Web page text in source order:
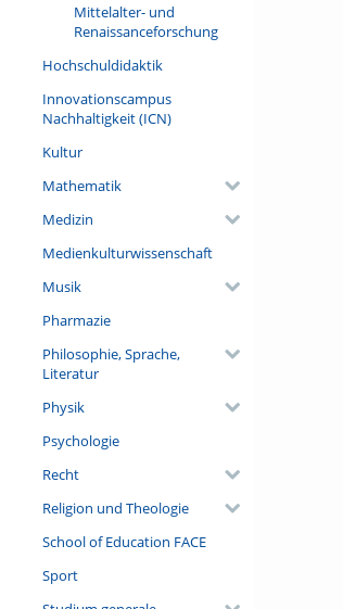
Mittelalter- und
Renaissanceforschung
Hochschuldidaktik
Innovationscampus
Nachhaltigkeit (ICN)
Kultur
Mathematik
Medizin
Medienkulturwissenschaft
Musik
Pharmazie
Philosophie, Sprache,
Literatur
Physik
Psychologie
Recht
Religion und Theologie
School of Education FACE
Sport